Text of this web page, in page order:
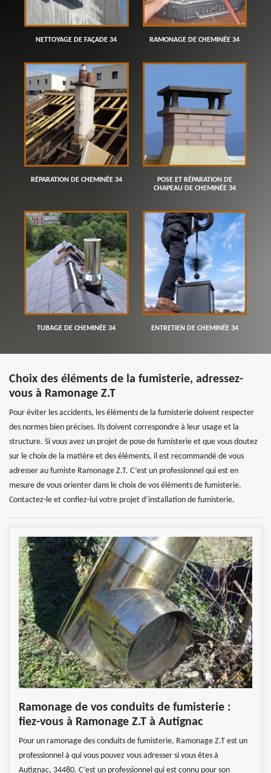
NETTOYAGE DE FAÇADE 34 RAMONAGE DE CHEMINÉE 34
RÉPARATION DE CHEMINÉE 34
POSE ET RÉPARATION DE
CHAPEAU DE CHEMINÉE 34
TUBAGE DE CHEMINÉE 34 ENTRETIEN DE CHEMINÉE 34
Choix des éléments de la fumisterie, adressez-
vous à Ramonage Z.T
Pour éviter les accidents, les éléments de la fumisterie doivent respecter
des normes bien précises. Ils doivent correspondre à leur usage et la
structure. Si vous avez un projet de pose de fumisterie et que vous doutez
sur le choix de la matière et des éléments, il est recommandé de vous
adresser au fumiste Ramonage Z.T. C’est un professionnel qui est en
mesure de vous orienter dans le choix de vos éléments de fumisterie.
Contactez-le et confiez-lui votre projet d’installation de fumisterie.
Ramonage de vos conduits de fumisterie :
fiez-vous à Ramonage Z.T à Autignac
Pour un ramonage des conduits de fumisterie, Ramonage Z.T est un
professionnel à qui vous pouvez vous adresser si vous êtes à
Autignac, 34480. C’est un professionnel qui est connu pour son